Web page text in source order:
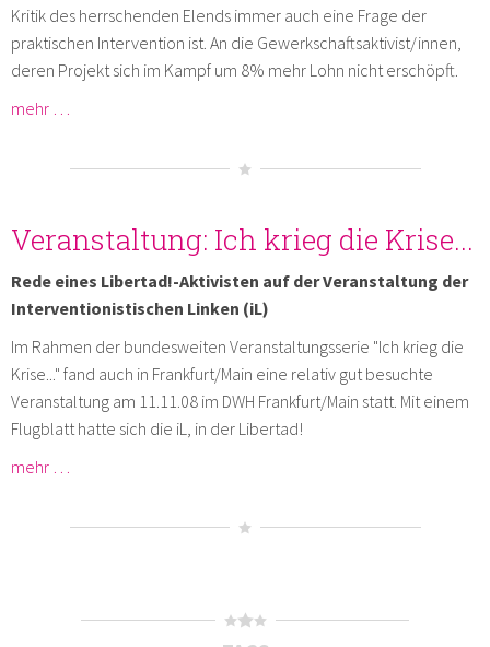
Kritik des herrschenden Elends immer auch eine Frage der
praktischen Intervention ist. An die Gewerkschaftsaktivist/innen,
deren Projekt sich im Kampf um 8% mehr Lohn nicht erschöpft.
mehr …
Veranstaltung: Ich krieg die Krise...
Rede eines Libertad!-Aktivisten auf der Veranstaltung der
Interventionistischen Linken (iL)
Im Rahmen der bundesweiten Veranstaltungsserie "Ich krieg die
Krise..." fand auch in Frankfurt/Main eine relativ gut besuchte
Veranstaltung am 11.11.08 im DWH Frankfurt/Main statt. Mit einem
Flugblatt hatte sich die iL, in der Libertad!
mehr …